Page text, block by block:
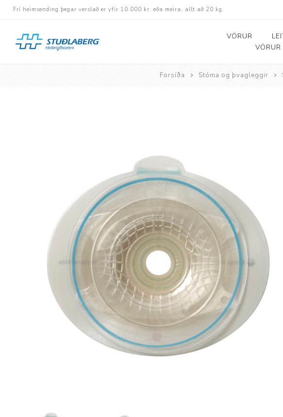
Frí heimsending þegar verslað er yfir 10.000 kr. eða meira, allt að 20 kg.
VÖRUR
Hjólastólar
Rafskutlur
Krossramma hjólastólar
Sessur
Brjóstaaðgerðir og þrýstingsvörur
Brjóstaaðgerðir
Þrýstingsvörur
Rúm
Rúm
Dýnur
Húsgögn
Forsíða Stóma og þvagleggir